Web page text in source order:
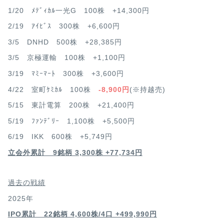
1/20 ﾒﾃﾞｨｶﾙ一光G 100株 +14,300円
2/19 ｱｲﾋﾞｽ 300株 +6,600円
3/5 DNHD 500株 +28,385円
3/5 京極運輸 100株 +1,100円
3/19 ﾏﾐｰﾏｰﾄ 300株 +3,600円
4/22 室町ｹﾐｶﾙ 100株 -8,900円 (※持越売)
5/15 東計電算 200株 +21,400円
5/19 ﾌｧﾝﾃﾞﾘｰ 1,100株 +5,500円
6/19 IKK 600株 +5,749円
立会外累計 9銘柄 3,300株 +77,734円
過去の戦績
2025年
IPO累計 22銘柄 4,600株/4口 +499,990円